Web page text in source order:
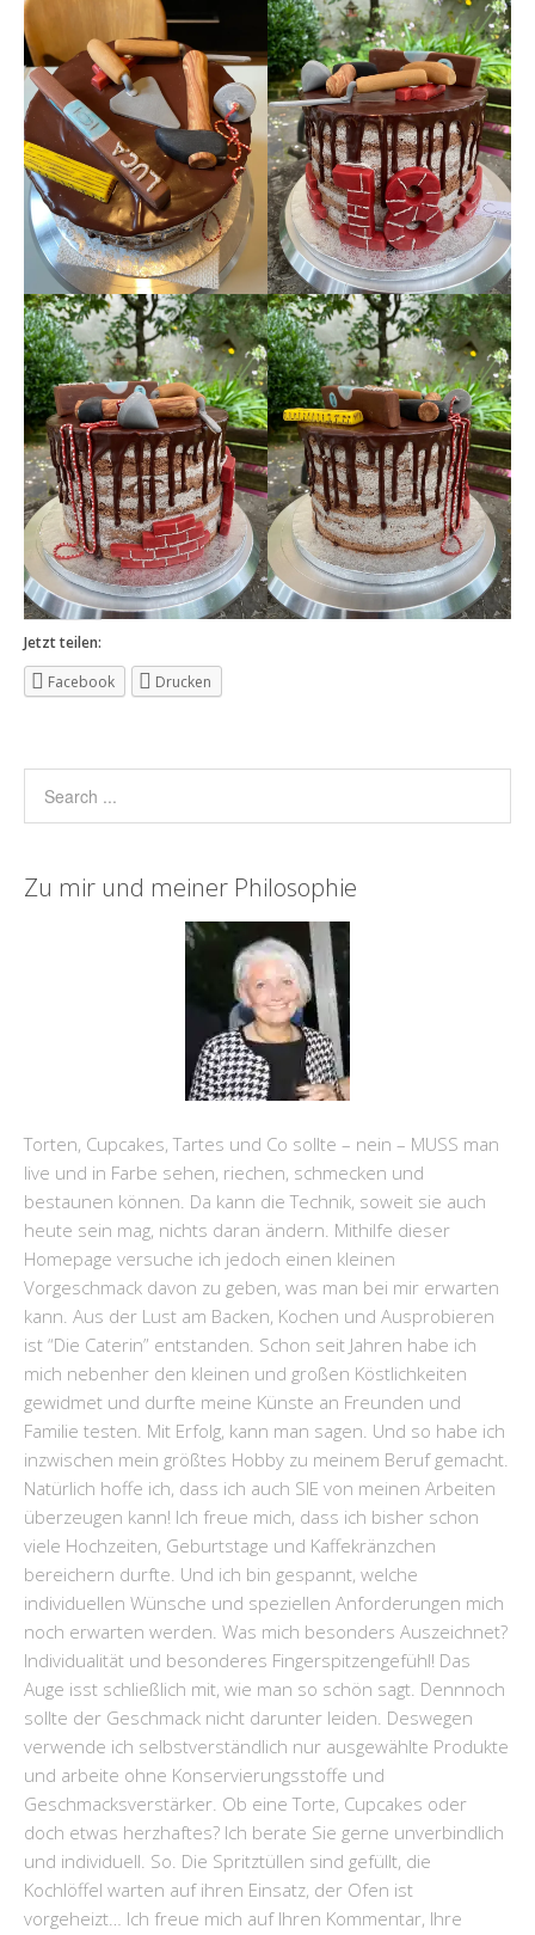
Jetzt teilen:
Facebook
Drucken
Zu mir und meiner Philosophie
Torten, Cupcakes, Tartes und Co sollte – nein – MUSS man
live und in Farbe sehen, riechen, schmecken und
bestaunen können. Da kann die Technik, soweit sie auch
heute sein mag, nichts daran ändern. Mithilfe dieser
Homepage versuche ich jedoch einen kleinen
Vorgeschmack davon zu geben, was man bei mir erwarten
kann. Aus der Lust am Backen, Kochen und Ausprobieren
ist “Die Caterin” entstanden. Schon seit Jahren habe ich
mich nebenher den kleinen und großen Köstlichkeiten
gewidmet und durfte meine Künste an Freunden und
Familie testen. Mit Erfolg, kann man sagen. Und so habe ich
inzwischen mein größtes Hobby zu meinem Beruf gemacht.
Natürlich hoffe ich, dass ich auch SIE von meinen Arbeiten
überzeugen kann! Ich freue mich, dass ich bisher schon
viele Hochzeiten, Geburtstage und Kaffekränzchen
bereichern durfte. Und ich bin gespannt, welche
individuellen Wünsche und speziellen Anforderungen mich
noch erwarten werden. Was mich besonders Auszeichnet?
Individualität und besonderes Fingerspitzengefühl! Das
Auge isst schließlich mit, wie man so schön sagt. Dennnoch
sollte der Geschmack nicht darunter leiden. Deswegen
verwende ich selbstverständlich nur ausgewählte Produkte
und arbeite ohne Konservierungsstoffe und
Geschmacksverstärker. Ob eine Torte, Cupcakes oder
doch etwas herzhaftes? Ich berate Sie gerne unverbindlich
und individuell. So. Die Spritztüllen sind gefüllt, die
Kochlöffel warten auf ihren Einsatz, der Ofen ist
vorgeheizt… Ich freue mich auf Ihren Kommentar, Ihre